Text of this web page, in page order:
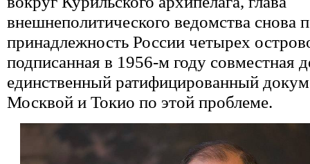
внешнеполитического ведомства снова
принадлежность России четырех
подписанная в 1956-м году совместная
единственный ратифицированный
Москвой и Токио по этой проблеме.